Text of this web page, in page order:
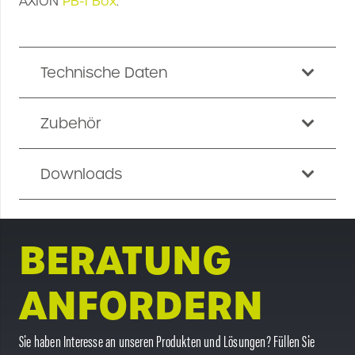
Technische Daten
Zubehör
Downloads
BERATUNG
ANFORDERN
Sie haben Interesse an unseren Produkten und Lösungen? Füllen Sie